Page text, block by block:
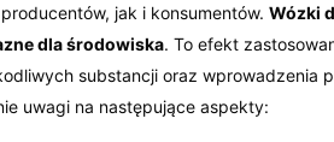
jak i konsumentów.Wózki
dla środowiska. To efekt
substancji oraz
uwagi na następujące aspekty: